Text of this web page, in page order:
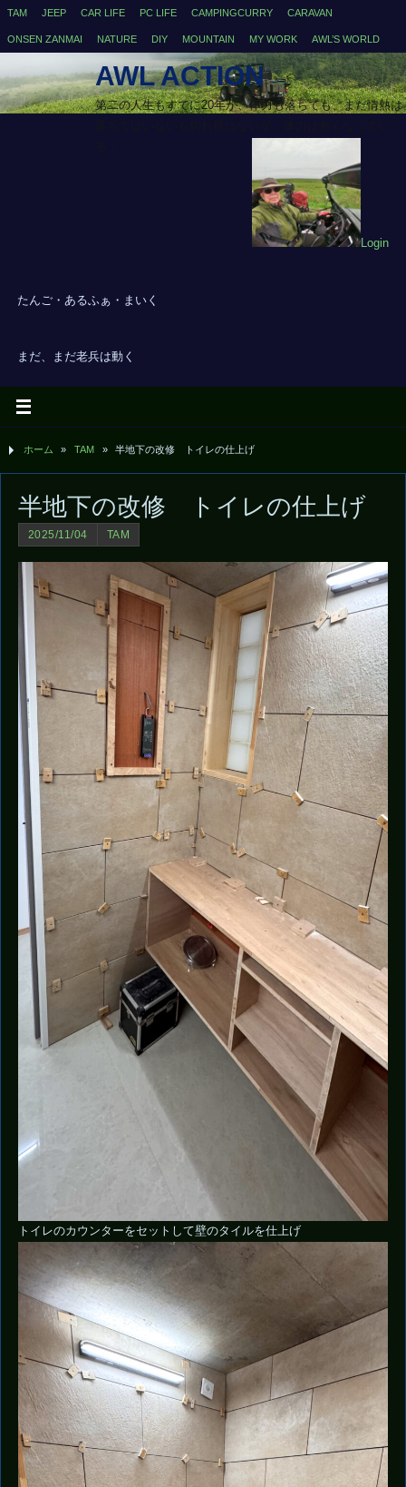
TAM JEEP CAR LIFE PC LIFE CAMPINGCURRY CARAVAN
ONSEN ZANMAI NATURE DIY MOUNTAIN MY WORK AWL’S WORLD
AWL ACTION
第二の人生もすでに20年が、体力も落ちても、まだ情熱は
Login
たんご・あるふぁ・まいく
まだ、まだ老兵は動く
ホーム » TAM » 半地下の改修 トイレの仕上げ
半地下の改修 トイレの仕上げ
2025/11/04 TAM
トイレのカウンターをセットして壁のタイルを仕上げ